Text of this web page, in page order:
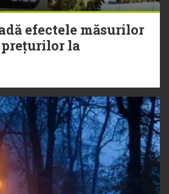
efectele măsurilor
la